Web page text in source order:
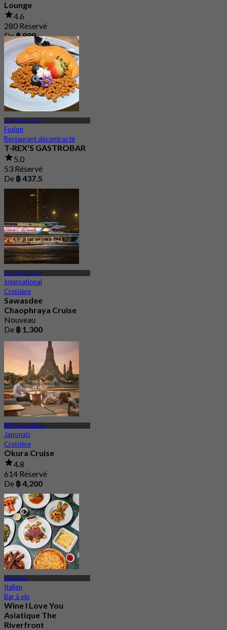
Lounge
4.6
280 Réservé
De฿ 999
Charoen Nakorn
Fusion
Restaurant décontracté
T-REX'S GASTROBAR
5.0
53 Réservé
De ฿ 437.5
Charoen Nakorn
International
Croisière
Sawasdee
Chaophraya Cruise
Nouveau
De ฿ 1,300
BTS Saphan Taksin
Japonais
Croisière
Okura Cruise
4.8
614 Réservé
De ฿ 4,200
Asiatique
Italien
Bar à vin
Wine I Love You
Asiatique The
Riverfront